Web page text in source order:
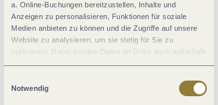
a. Online-Buchungen bereitzustellen, Inhalte und
Anzeigen zu personalisieren, Funktionen für soziale
Medien anbieten zu können und die Zugriffe auf unsere
Website zu analysieren, um sie stetig für Sie zu
optimieren. Dabei werden Daten an Dritte auch außerhalb
jederzeit widerrufen werden. Mit der Auswahl "Alle
ablehnen" kann es zu Beeinträchtigungen in der Nutzung
Notwendig
Was möchtest du als nächstes tun?